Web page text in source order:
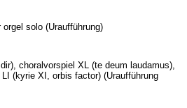
solo (Uraufführung)
choralvorspiel XL (te deum laudamus),
(kyrie XI, orbis factor) (Uraufführung